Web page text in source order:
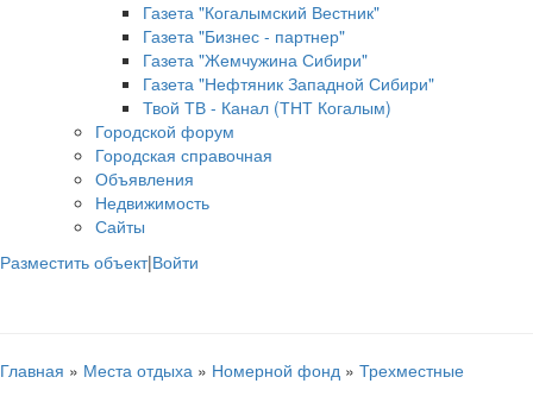
Газета "Когалымский Вестник"
Газета "Бизнес - партнер"
Газета "Жемчужина Сибири"
Газета "Нефтяник Западной Сибири"
Твой ТВ - Канал (ТНТ Когалым)
Городской форум
Городская справочная
Объявления
Недвижимость
Сайты
Разместить объект|Войти
Главная » Места отдыха » Номерной фонд » Трехместные